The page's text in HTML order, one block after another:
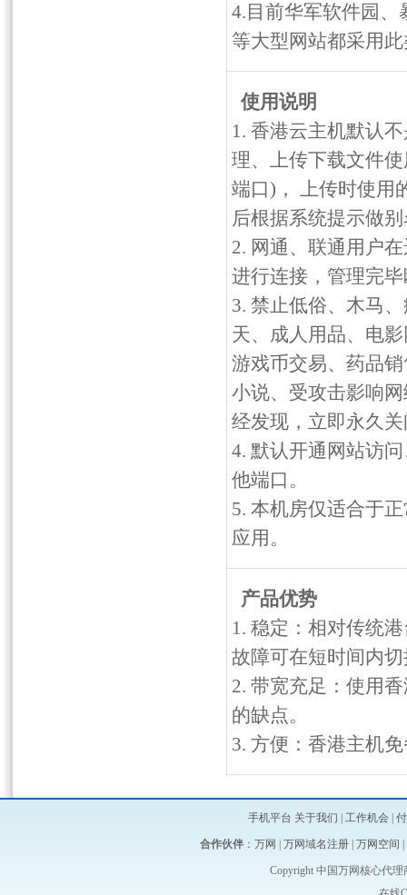
4.目前华军软件园、
等大型网站都采用
使用说明
1. 香港云主机默认
理、上传下载文件
端口)， 上传时使用
后根据系统提示做
2. 网通、联通用户
进行连接，管理完
3. 禁止低俗、木马
天、成人用品、电
游戏币交易、药品
小说、受攻击影响
经发现，立即永久
4. 默认开通网站访
他端口。
5. 本机房仅适合于
应用。
产品优势
1. 稳定：相对传统
故障可在短时间内
2. 带宽充足：使用
的缺点。
3. 方便：香港主机
手机平台 关于我们 工作机会|
合作伙伴 ： 万网 万网域名注册 万网空间
Copyright 中国万网核心代理